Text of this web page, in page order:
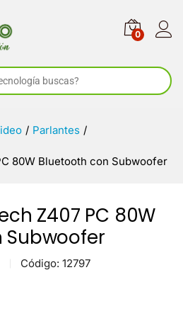
0
/ Parlantes /
80W Bluetooth con Subwoofer
Z407 PC 80W
Subwoofer
Código: 12797